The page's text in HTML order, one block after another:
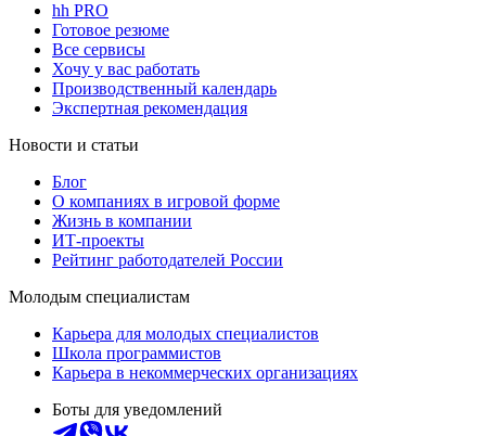
hh PRO
Готовое резюме
Все сервисы
Хочу у вас работать
Производственный календарь
Экспертная рекомендация
Новости и статьи
Блог
О компаниях в игровой форме
Жизнь в компании
ИТ-проекты
Рейтинг работодателей России
Молодым специалистам
Карьера для молодых специалистов
Школа программистов
Карьера в некоммерческих организациях
Боты для уведомлений